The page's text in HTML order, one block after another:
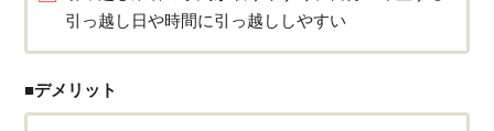
引っ越し日や時間に引っ越ししやすい
■デメリット